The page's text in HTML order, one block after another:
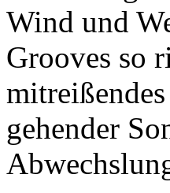
Wind und
Grooves so
gehender